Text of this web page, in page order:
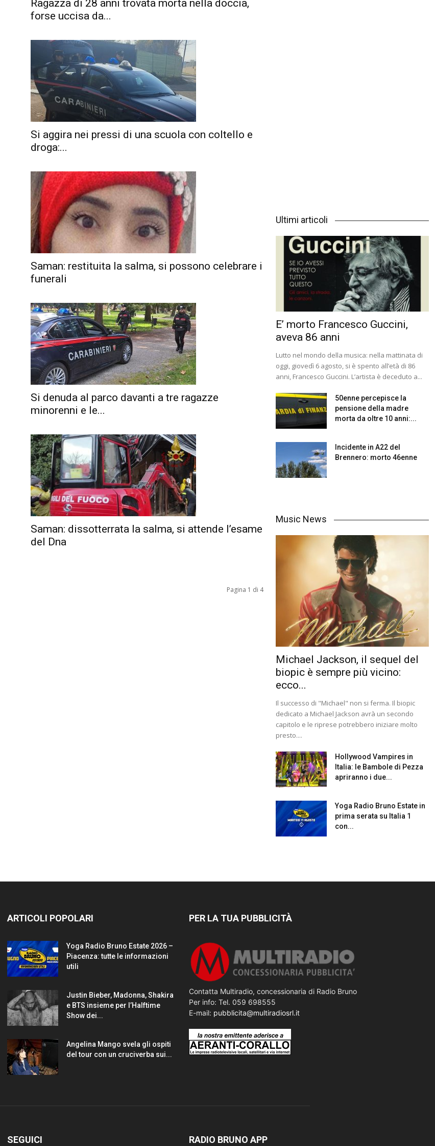
Ragazza di 28 anni trovata morta nella doccia,
forse uccisa da...
Si aggira nei pressi di una scuola con coltello e
droga:...
Saman: restituita la salma, si possono celebrare i
funerali
Si denuda al parco davanti a tre ragazze
minorenni e le...
Saman: dissotterrata la salma, si attende l’esame
del Dna
Pagina 1 di 4
Ultimi articoli
E’ morto Francesco Guccini,
aveva 86 anni
Lutto nel mondo della musica: nella mattinata di
oggi, giovedì 6 agosto, si è spento all’età di 86
anni, Francesco Guccini. L’artista è deceduto a...
50enne percepisce la
pensione della madre
morta da oltre 10 anni:...
Incidente in A22 del
Brennero: morto 46enne
Music News
Michael Jackson, il sequel del
biopic è sempre più vicino:
ecco...
Il successo di "Michael" non si ferma. Il biopic
dedicato a Michael Jackson avrà un secondo
capitolo e le riprese potrebbero iniziare molto
presto....
Hollywood Vampires in
Italia: le Bambole di Pezza
apriranno i due...
Yoga Radio Bruno Estate in
prima serata su Italia 1
con...
ARTICOLI POPOLARI
Yoga Radio Bruno Estate 2026 –
Piacenza: tutte le informazioni
utili
Justin Bieber, Madonna, Shakira
e BTS insieme per l’Halftime
Show dei...
Angelina Mango svela gli ospiti
del tour con un cruciverba sui...
PER LA TUA PUBBLICITÀ
Contatta Multiradio, concessionaria di Radio Bruno
Per info: Tel. 059 698555
E-mail: pubblicita@multiradiosrl.it
SEGUICI RADIO BRUNO APP